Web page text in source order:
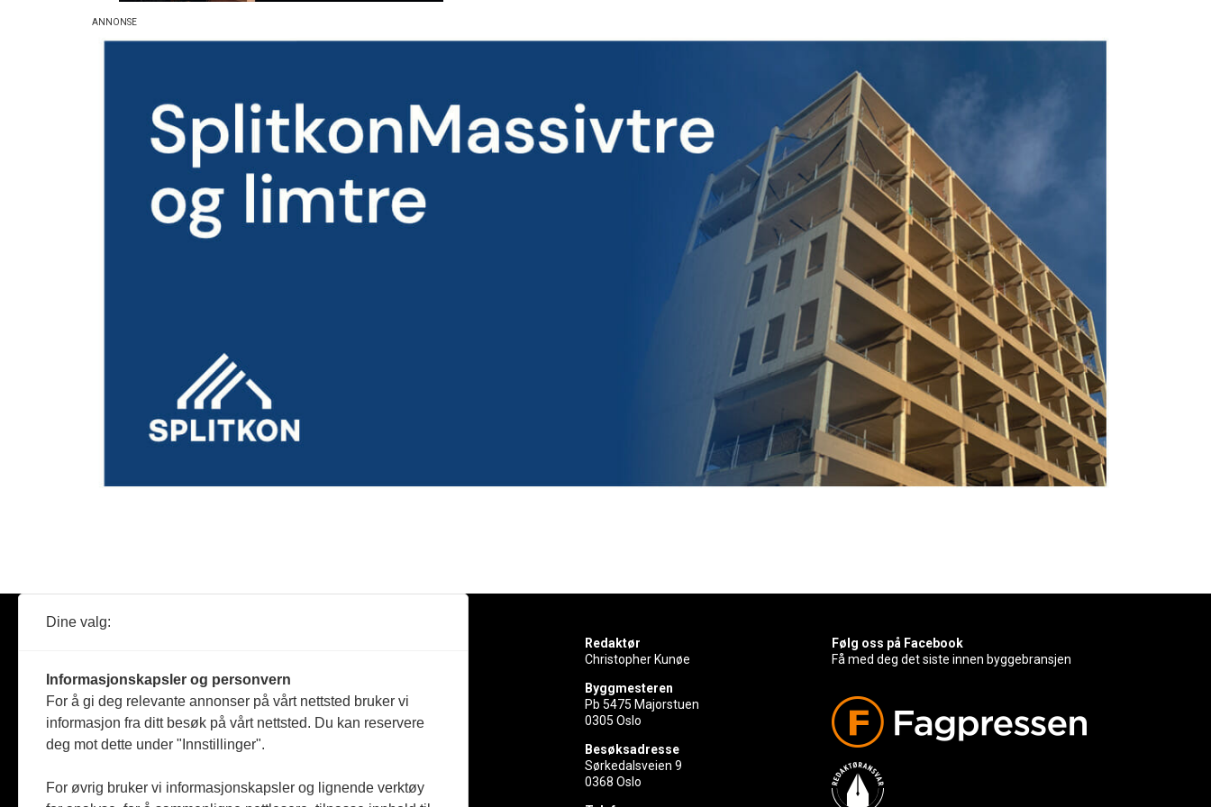
Reportasje
Produkter
Jobbmarked
Redaktør
Christopher Kunøe
Byggmesteren
Pb 5475 Majorstuen
0305 Oslo
Besøksadresse
Sørkedalsveien 9
0368 Oslo
Følg oss på Facebook
Få med deg det siste innen byggebransjen
Dine valg:
Informasjonskapsler og personvern
For å gi deg relevante annonser på vårt nettsted bruker vi
informasjon fra ditt besøk på vårt nettsted. Du kan reservere
deg mot dette under "Innstillinger".
For øvrig bruker vi informasjonskapsler og lignende verktøy